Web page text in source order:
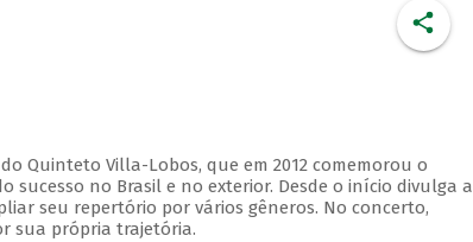
Quinteto Villa-Lobos, que em 2012 comemorou o
no Brasil e no exterior. Desde o início divulga a
seu repertório por vários gêneros. No concerto,
sua própria trajetória.